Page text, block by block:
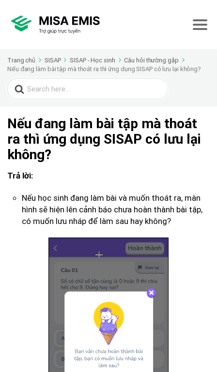
Trang chủ SISAP SISAP - Học sinh
Câu hỏi thường gặp
Nếu đang làm bài tập mà thoát ra thì ứng dụng SISAP có lưu lại không?
Search
for:
Nếu đang làm bài tập mà thoát
ra thì ứng dụng SISAP có lưu lại
không?
Trả lời:
Nếu học sinh đang làm bài và muốn thoát ra, màn
hình sẽ hiện lên cảnh báo chưa hoàn thành bài tập,
có muốn lưu nháp để làm sau hay không?